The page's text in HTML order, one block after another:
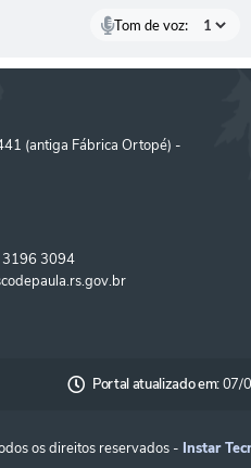
Tom de voz:
(antiga Fábrica Ortopé) -
3094
Portal atualizado em:07/
os direitos reservados - Instar